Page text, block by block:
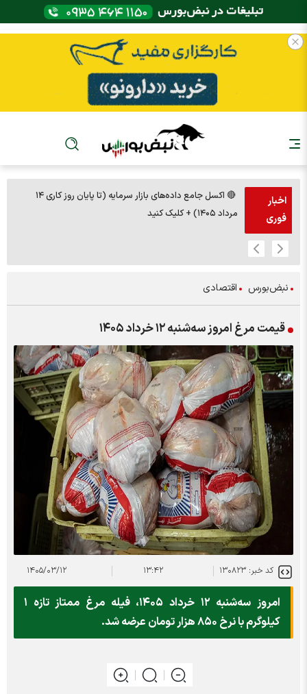
اخبار
فوری
🔴 اکسل جامع داده‌های بازار سرمایه (تا پایان روز کاری ۱۴
مرداد ۱۴۰۵) + کلیک کنید
نبض‌بورس اقتصادی
قیمت مرغ امروز سه‌شنبه ۱۲ خرداد ۱۴۰۵
کد خبر: ۱۳۰۸۲۳ ۱۳:۴۲ ۱۴۰۵/۰۳/۱۲
امروز سه‌شنبه ۱۲ خرداد ۱۴۰۵، فیله مرغ ممتاز تازه ۱
کیلوگرم با نرخ ۸۵۰ هزار تومان عرضه شد.